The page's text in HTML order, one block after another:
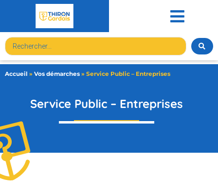
Accueil » Vos démarches » Service Public – Entreprises
Service Public – Entreprises